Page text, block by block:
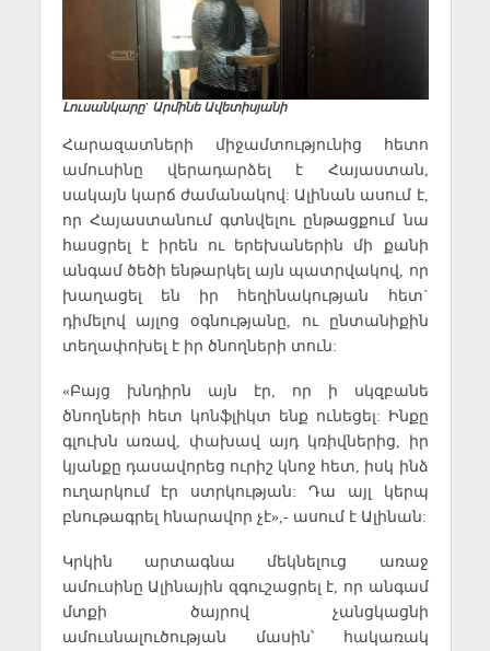
Լուսանկարը` Արմինե Ավետիսյանի
Հարազատների միջամտությունից հետո
ամուսինը վերադարձել է Հայաստան,
սակայն կարճ ժամանակով: Ալինան ասում է,
որ Հայաստանում գտնվելու ընթացքում նա
հասցրել է իրեն ու երեխաներին մի քանի
անգամ ծեծի ենթարկել այն պատրվակով, որ
խաղացել են իր հեղինակության հետ`
դիմելով այլոց օգնությանը, ու ընտանիքին
տեղափոխել է իր ծնողների տուն:
«Բայց խնդիրն այն էր, որ ի սկզբանե
ծնողների հետ կոնֆլիկտ ենք ունեցել: Ինքը
գլուխն առավ, փախավ այդ կռիվներից, իր
կյանքը դասավորեց ուրիշ կնոջ հետ, իսկ ինձ
ուղարկում էր ստրկության: Դա այլ կերպ
բնութագրել հնարավոր չէ»,- ասում է Ալինան:
Կրկին արտագնա մեկնելուց առաջ
ամուսինը Ալինային զգուշացրել է, որ անգամ
մտքի ծայրով չանցկացնի
ամուսնալուծության մասին՝ հակառակ